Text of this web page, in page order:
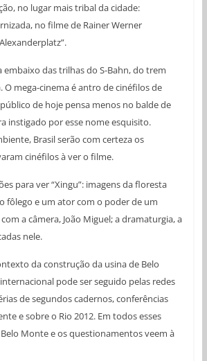
no lugar mais tribal da cidade:
no filme de Rainer Werner
embaixo das trilhas do S-Bahn, do trem
O mega-cinema é antro de cinéfilos de
de hoje pensa menos no balde de
instigado por esse nome esquisito.
Brasil serão com certeza os
cinéfilos à ver o filme.
para ver “Xingu”: imagens da floresta
fôlego e um ator com o poder de um
a câmera, João Miguel; a dramaturgia, a
nele.
da construção da usina de Belo
pode ser seguido pelas redes
de segundos cadernos, conferências
e sobre o Rio 2012. Em todos esses
Monte e os questionamentos veem à